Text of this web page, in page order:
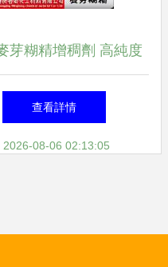
芽糊精增稠劑 高純度
加工廠家的專業選擇
查看詳情
2026-08-06 02:13:05